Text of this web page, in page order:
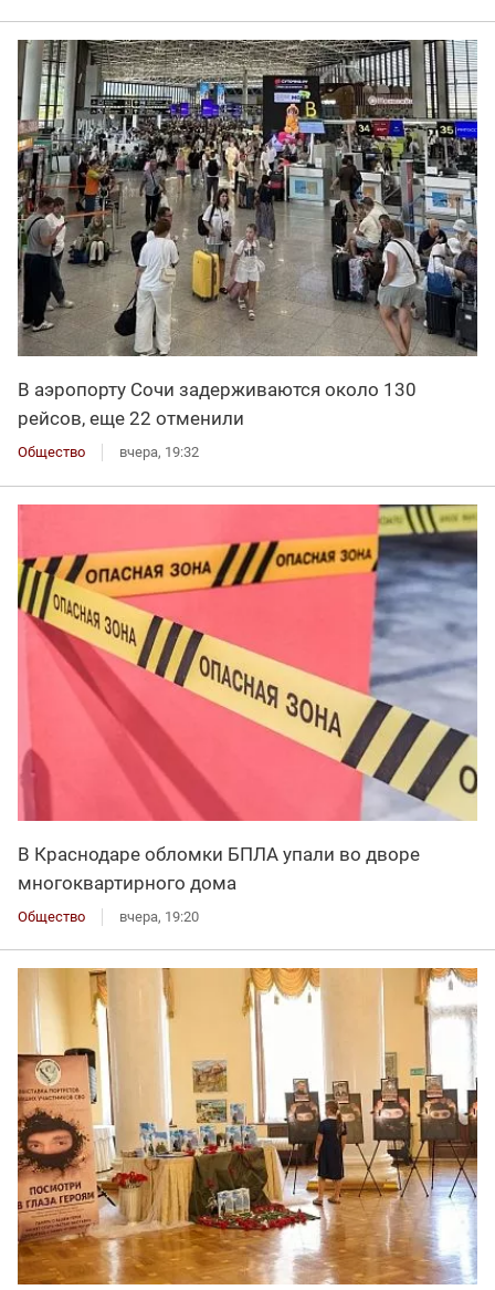
В аэропорту Сочи задерживаются около 130
рейсов, еще 22 отменили
Общество вчера, 19:32
В Краснодаре обломки БПЛА упали во дворе
многоквартирного дома
Общество вчера, 19:20